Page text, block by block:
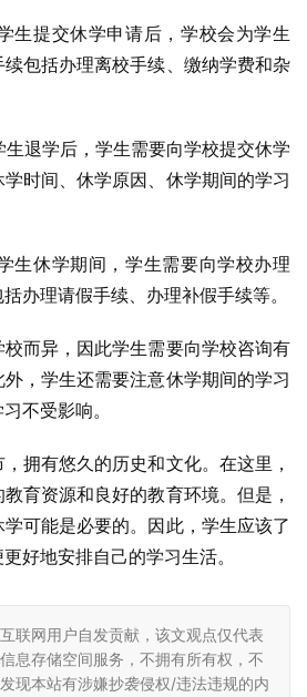
生提交休学申请后，学校会为学生
包括办理离校手续、缴纳学费和杂
退学后，学生需要向学校提交休学
时间、休学原因、休学期间的学习
生休学期间，学生需要向学校办理
办理请假手续、办理补假手续等。
而异，因此学生需要向学校咨询有
，学生还需要注意休学期间的学习
不受影响。
拥有悠久的历史和文化。在这里，
育资源和良好的教育环境。但是，
可能是必要的。因此，学生应该了
好地安排自己的学习生活。
联网用户自发贡献，该文观点仅代表
息存储空间服务，不拥有所有权，不
现本站有涉嫌抄袭侵权/违法违规的内